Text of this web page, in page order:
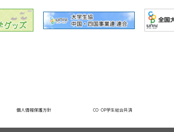
個人情報保護方針 CO·OP学生総合共済